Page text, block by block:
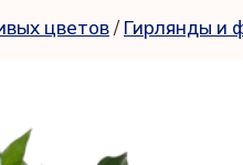
цветов/Гирлянды и